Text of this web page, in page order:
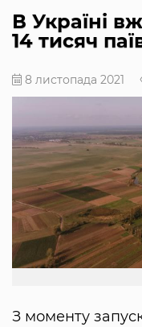
В Україні
14 тисяч
8 листопада 2021
З моменту